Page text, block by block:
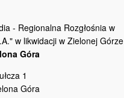
- Regionalna Rozgłośnia w
w likwidacji w Zielonej Górze
Góra
1
Góra